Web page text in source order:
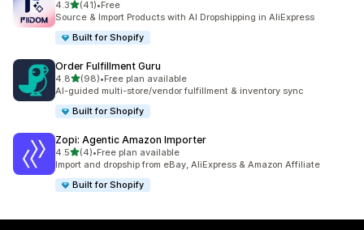
4.3滿分 5 顆星
(41)
共有 41 則評價
•Free
Source & Import Products with AI Dropshipping in AliExpress
Built for Shopify
Order Fulfillment Guru
4.8滿分 5 顆星
(98)
共有 98 則評價
•Free plan available
AI-guided multi-store/vendor fulfillment & inventory sync
Built for Shopify
Zopi: Agentic Amazon Importer
4.5滿分 5 顆星
(4)
共有 4 則評價
•Free plan available
Import and dropship from eBay, AliExpress & Amazon Affiliate
Built for Shopify